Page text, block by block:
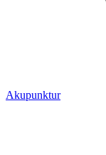
Akupunktur